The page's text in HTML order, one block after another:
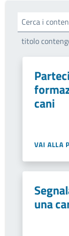
Cerca i
titolo
cani
VAI ALLA
una